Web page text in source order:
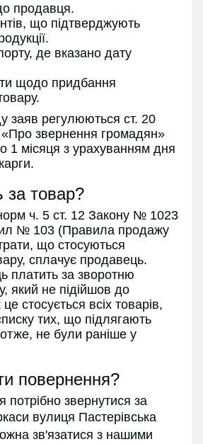
продавця.
що підтверджують
де вказано дату
щодо придбання
заяв регулюються ст. 20
«Про звернення громадян»
1 місяця з урахуванням дня
за товар?
ч. 5 ст. 12 Закону № 1023
№ 103 (Правила продажу
що стосуються
сплачує продавець.
платить за зворотню
який не підійшов до
стосується всіх товарів,
тих, що підлягають
не були раніше у
повернення?
звернутися за
вулиця Пастерівська
зв'язатися з нашими